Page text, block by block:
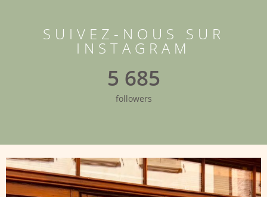
SUIVEZ-NOUS SUR
INSTAGRAM
followers
5 685